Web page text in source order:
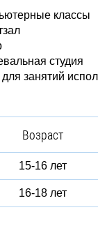
классы
студия
занятий
Возраст
15-16 лет
16-18 лет